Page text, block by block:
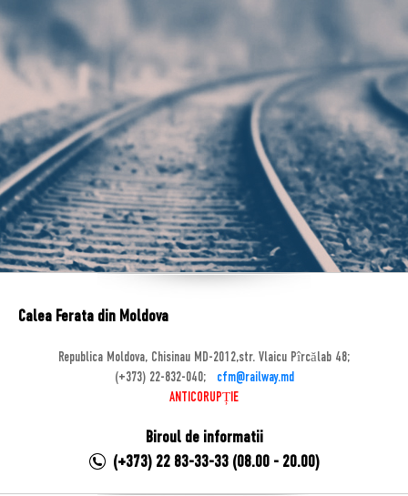
Calea Ferata din Moldova
Republica Moldova, Chisinau MD-2012,str. Vlaicu Pîrcălab 48;
(+373) 22-832-040;
cfm@railway.md
ANTICORUPȚIE
Biroul de informatii
(+373) 22 83-33-33 (08.00 - 20.00)